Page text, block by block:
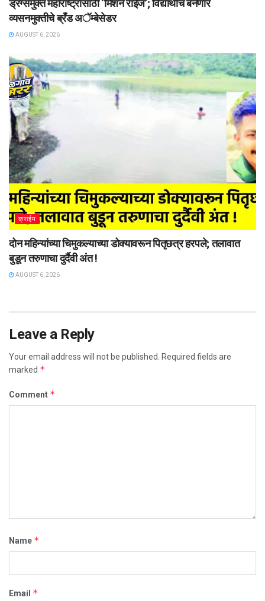
ड्रग्समुक्त महाराष्ट्रासाठी ‘मिशन राईज’; विद्यार्थीच बनणार
व्यसनमुक्तीचे ब्रँड अॅम्बेसेडर
AUGUST 6, 2026
क्राईम
दोन महिन्यांच्या चिमुकल्याच्या डोक्यावरून पितृछत्र हरपले; तलावात
बुडून तरुणाचा दुर्दैवी अंत !
AUGUST 6, 2026
Leave a Reply
Your email address will not be published.
Required fields are
marked *
Comment *
Name *
Email *